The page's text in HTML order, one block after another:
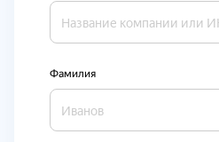
Фамилия